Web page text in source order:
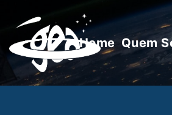
content
Home Quem